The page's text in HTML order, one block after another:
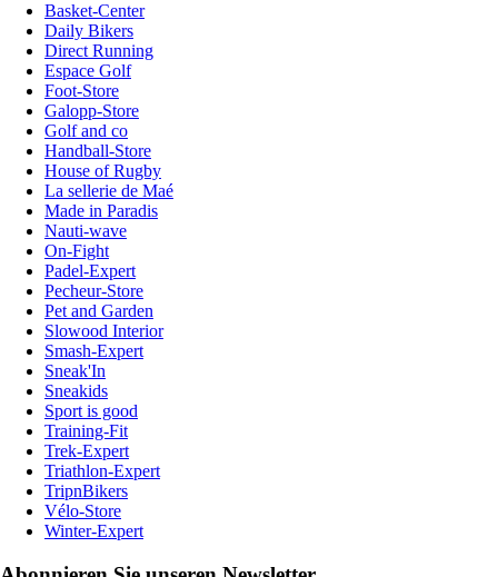
Basket-Center
Daily Bikers
Direct Running
Espace Golf
Foot-Store
Galopp-Store
Golf and co
Handball-Store
House of Rugby
La sellerie de Maé
Made in Paradis
Nauti-wave
On-Fight
Padel-Expert
Pecheur-Store
Pet and Garden
Slowood Interior
Smash-Expert
Sneak'In
Sneakids
Sport is good
Training-Fit
Trek-Expert
Triathlon-Expert
TripnBikers
Vélo-Store
Winter-Expert